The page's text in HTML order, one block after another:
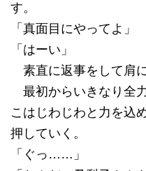
す。
「真面目にやってよ」
「はーい」
素直に返事をして肩に
最初からいきなり全
こはじわじわと力を込
押していく。
「ぐっ……」